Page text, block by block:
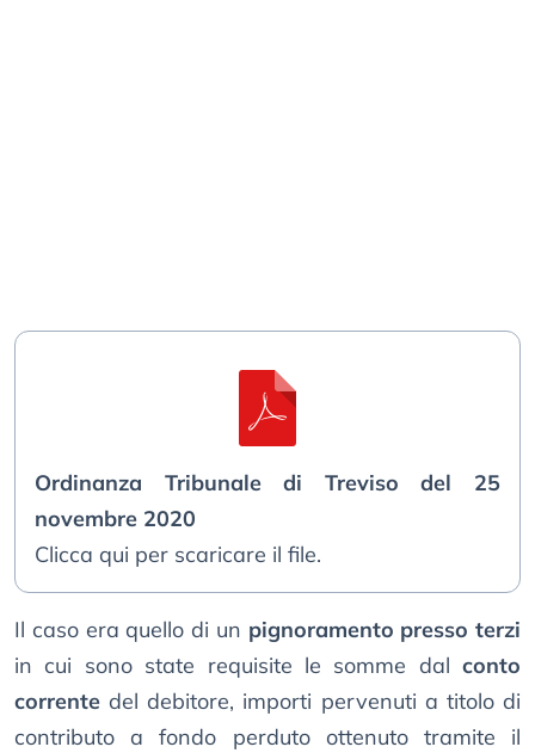
Ordinanza Tribunale di Treviso del 25
novembre 2020
Clicca qui per scaricare il file.
Il caso era quello di un pignoramento presso terzi
in cui sono state requisite le somme dal conto
corrente del debitore, importi pervenuti a titolo di
contributo a fondo perduto ottenuto tramite il